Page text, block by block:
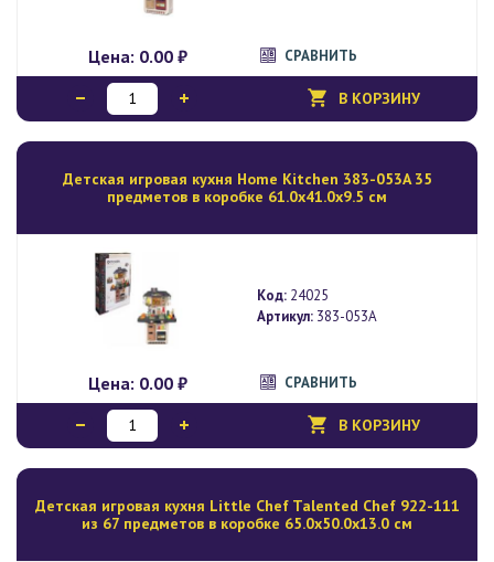
Цена: 0.00 ₽ СРАВНИТЬ
В КОРЗИНУ
Детская игровая кухня Home Kitchen 383-053A 35
предметов в коробке 61.0х41.0х9.5 см
Цена: 0.00 ₽
Код: 24025
Артикул: 383-053A
СРАВНИТЬ
В КОРЗИНУ
Детская игровая кухня Little Chef Talented Chef 922-111
из 67 предметов в коробке 65.0х50.0х13.0 см